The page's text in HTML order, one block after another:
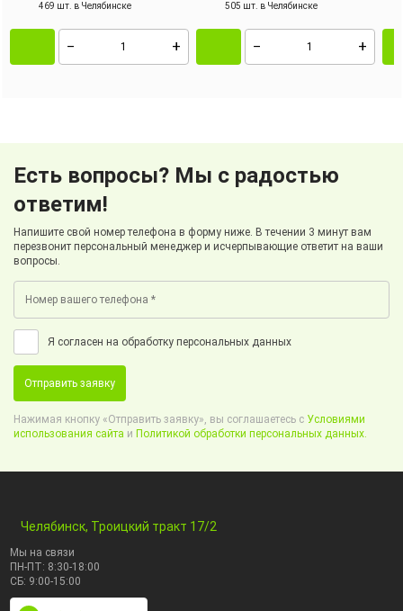
469 шт. в Челябинске 505 шт. в Челябинске
Есть вопросы? Мы с радостью
ответим!
Напишите свой номер телефона в форму ниже. В течении 3 минут вам
перезвонит персональный менеджер и исчерпывающие ответит на ваши
вопросы.
Я согласен на обработку персональных данных
Отправить заявку
Нажимая кнопку «Отправить заявку», вы соглашаетесь с Условиями
использования сайта и Политикой обработки персональных данных.
Челябинск, Троицкий тракт 17/2
Мы на связи
ПН-ПТ: 8:30-18:00
СБ: 9:00-15:00